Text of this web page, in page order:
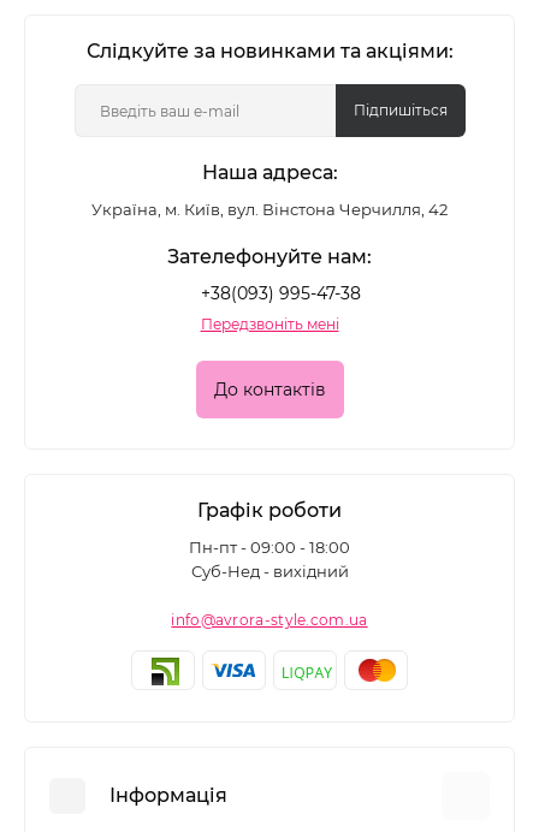
Слідкуйте за новинками та акціями:
Підпишіться
Наша адреса:
Україна, м. Київ, вул. Вінстона Черчилля, 42
Зателефонуйте нам:
+38(093) 995-47-38
Передзвоніть мені
До контактів
Графік роботи
Пн-пт - 09:00 - 18:00
Суб-Нед - вихідний
info@avrora-style.com.ua
Інформація